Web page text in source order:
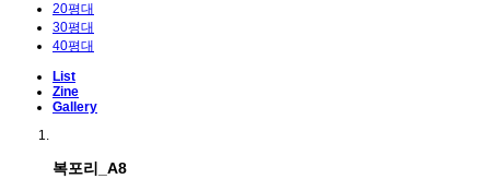
20평대
30평대
40평대
List
Zine
Gallery
복포리_A8